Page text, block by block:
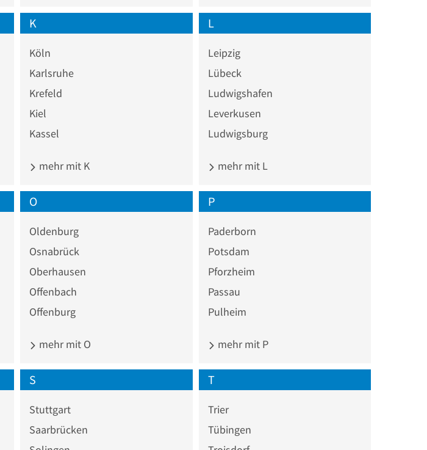
K
Köln
Karlsruhe
Krefeld
Kiel
Kassel
mehr mit K
L
Leipzig
Lübeck
Ludwigshafen
Leverkusen
Ludwigsburg
mehr mit L
O
Oldenburg
Osnabrück
Oberhausen
Offenbach
Offenburg
mehr mit O
P
Paderborn
Potsdam
Pforzheim
Passau
Pulheim
mehr mit P
S
Stuttgart
Saarbrücken
T
Trier
Tübingen